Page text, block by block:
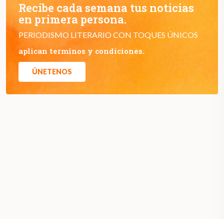
Recibe cada semana tus noticias
en primera persona.
PERIODISMO LITERARIO CON TOQUES ÚNICOS
aplican terminos y condiciones.
ÚNETENOS